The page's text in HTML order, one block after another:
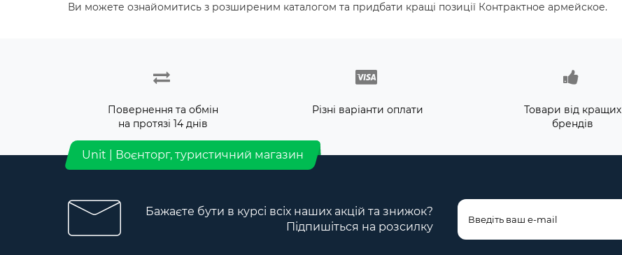
Ви можете ознайомитись з розширеним каталогом та придбати кращі позиції Контрактное армейское.
Повернення та обмін
на протязі 14 днів
Різні варіанти оплати
Товари від кращих
брендів
Unit | Воєнторг, туристичний магазин
Бажаєте бути в курсі всіх наших акцій та знижок?
Підпишіться на розсилку